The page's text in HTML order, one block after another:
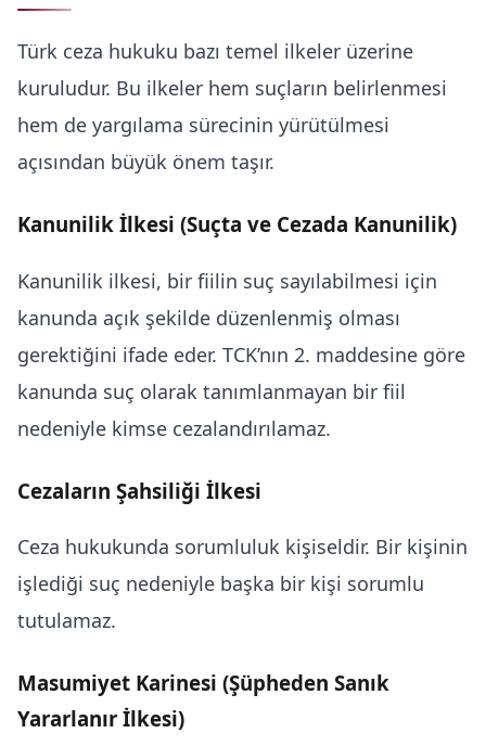
Türk ceza hukuku bazı temel ilkeler üzerine
kuruludur. Bu ilkeler hem suçların belirlenmesi
hem de yargılama sürecinin yürütülmesi
açısından büyük önem taşır.
Kanunilik İlkesi (Suçta ve Cezada Kanunilik)
Kanunilik ilkesi, bir fiilin suç sayılabilmesi için
kanunda açık şekilde düzenlenmiş olması
gerektiğini ifade eder. TCK’nın 2. maddesine göre
kanunda suç olarak tanımlanmayan bir fiil
nedeniyle kimse cezalandırılamaz.
Cezaların Şahsiliği İlkesi
Ceza hukukunda sorumluluk kişiseldir. Bir kişinin
işlediği suç nedeniyle başka bir kişi sorumlu
tutulamaz.
Masumiyet Karinesi (Şüpheden Sanık
Yararlanır İlkesi)